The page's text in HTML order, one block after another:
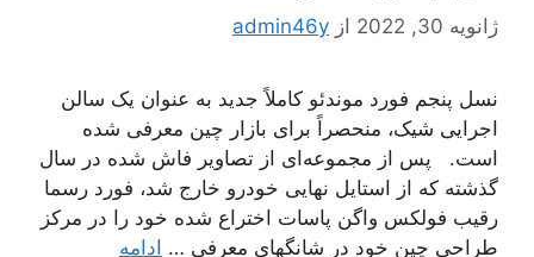
ژانویه 30, 2022 از admin46y
نسل پنجم فورد موندئو کاملاً جدید به عنوان یک سالن
اجرایی شیک، منحصراً برای بازار چین معرفی شده
است. پس از مجموعه‌ای از تصاویر فاش شده در سال
گذشته که از استایل نهایی خودرو خارج شد، فورد رسما
رقیب فولکس واگن پاسات اختراع شده خود را در مرکز
طراحی چین خود در شانگهای معرفی … ادامه